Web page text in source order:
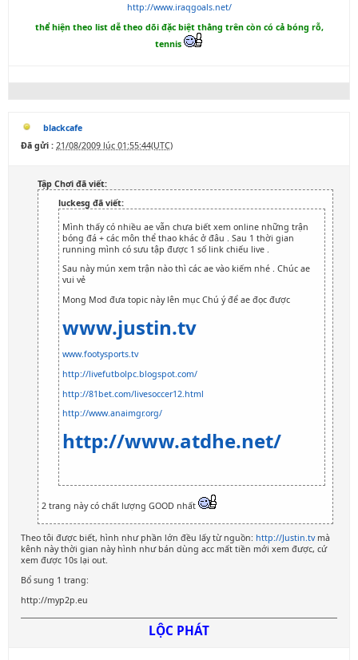
http://www.iraqgoals.net/
thể hiện theo list dễ theo dõi đặc biệt thằng trên còn có cả bóng rỗ,
tennis
blackcafe
Đã gửi : 21/08/2009 lúc 01:55:44(UTC)
Tập Chơi đã viết:
luckesg đã viết:
Mình thấy có nhiều ae vẫn chưa biết xem online những trận
bóng đá + các môn thể thao khác ở đâu . Sau 1 thời gian
running mình có sưu tập được 1 số link chiếu live .
Sau này mún xem trận nào thì các ae vào kiếm nhé . Chúc ae
vui vẻ
Mong Mod đưa topic này lên mục Chú ý để ae đọc được
www.justin.tv
www.footysports.tv
http://livefutbolpc.blogspot.com/
http://81bet.com/livesoccer12.html
http://www.anaimgr.org/
http://www.atdhe.net/
2 trang này có chất lượng GOOD nhất
Theo tôi được biết, hình như phần lớn đều lấy từ nguồn: http://Justin.tvmà
kênh này thời gian này hình như bán dùng acc mất tiền mới xem được, cứ
xem được 10s lại out.
Bổ sung 1 trang:
http://myp2p.eu
LỘC PHÁT